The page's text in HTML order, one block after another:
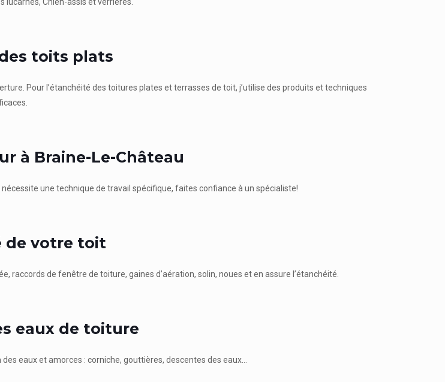
toits plats
Pour l’étanchéité des toitures plates et terrasses de toit, j’utilise des produits et techniques
à Braine-Le-Château
une technique de travail spécifique, faites confiance à un spécialiste!
de votre toit
raccords de fenêtre de toiture, gaines d’aération, solin, noues et en assure l’étanchéité.
eaux de toiture
eaux et amorces : corniche, gouttières, descentes des eaux…